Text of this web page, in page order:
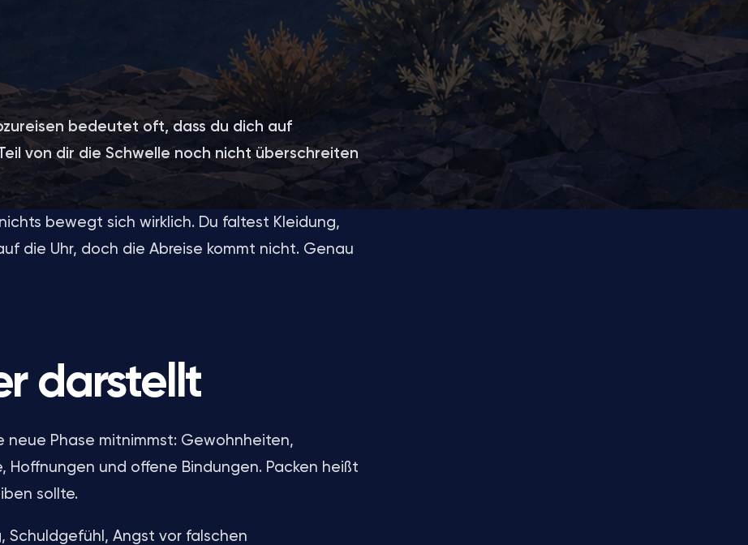
bedeutet oft, dass du dich auf
von dir die Schwelle noch nicht überschreiten
bewegt sich wirklich. Du faltest Kleidung,
die Uhr, doch die Abreise kommt nicht. Genau
darstellt
neue Phase mitnimmst: Gewohnheiten,
Hoffnungen und offene Bindungen. Packen heißt
sollte.
Schuldgefühl, Angst vor falschen